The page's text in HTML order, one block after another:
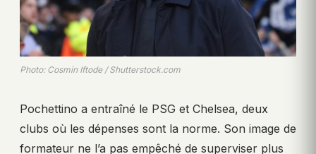
Photo: Cosmin Iftode / Shutterstock.com
Pochettino a entraîné le PSG et Chelsea, deux
clubs où les dépenses sont la norme. Son image de
formateur ne l’a pas empêché de superviser plus